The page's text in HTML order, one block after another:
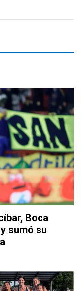
Boca
sumó su